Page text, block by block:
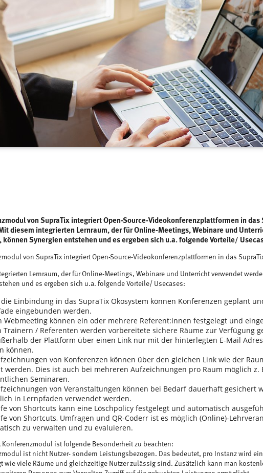
von SupraTix integriert Open-Source-Videokonferenzplattformen in das
diesem integrierten Lernraum, der für Online-Meetings, Webinare und
können Synergien entstehen und es ergeben sich u.a. folgende Vorteile/
von SupraTix integriert Open-Source-Videokonferenzplattformen in das
Lernraum, der für Online-Meetings, Webinare und Unterricht verwendet
und es ergeben sich u.a. folgende Vorteile/ Usecases:
Einbindung in das SupraTix Ökosystem können Konferenzen geplant
eingebunden werden.
Webmeeting können ein oder mehrere Referent:innen festgelegt und
Trainern / Referenten werden vorbereitete sichere Räume zur Verfügung
der Plattform über einen Link nur mit der hinterlegten E-Mail
können.
von Konferenzen können über den gleichen Link wie der
werden. Dies ist auch bei mehreren Aufzeichnungen pro Raum möglich z.
Seminaren.
von Veranstaltungen können bei Bedarf dauerhaft gesichert
in Lernpfaden verwendet werden.
von Shortcuts kann eine Löschpolicy festgelegt und automatisch
von Shortcuts, Umfragen und QR-Coderr ist es möglich (Online)-
zu verwalten und zu evaluieren.
Konferenzmodul ist folgende Besonderheit zu beachten:
ist nicht Nutzer- sondern Leistungsbezogen. Das bedeutet, pro Instanz wird
wie viele Räume und gleichzeitige Nutzer zulässig sind. Zusätzlich kann man